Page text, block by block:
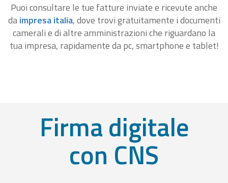
Puoi consultare le tue fatture inviate e ricevute anche
daimpresa italia, dove trovi gratuitamente i documenti
camerali e di altre amministrazioni che riguardano la
tua impresa, rapidamente da pc, smartphone e tablet!
Firma digitale
con CNS